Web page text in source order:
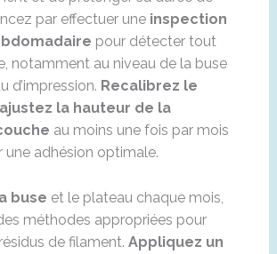
par effectuer uneinspection
pour détecter tout
notamment au niveau de la buse
d’impression. Recalibrez le
ajustez la hauteur de la
au moins une fois par mois
une adhésion optimale.
buse et le plateau chaque mois,
méthodes appropriées pour
de filament. Appliquez un